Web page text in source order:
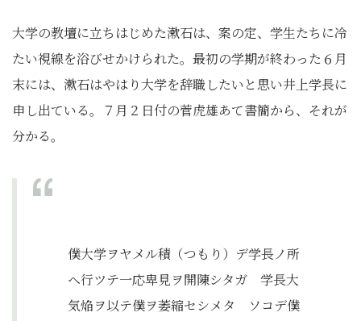
大学の教壇に立ちはじめた漱石は、案の定、学生たちに冷
たい視線を浴びせかけられた。最初の学期が終わった６月
末には、漱石はやはり大学を辞職したいと思い井上学長に
申し出ている。７月２日付の菅虎雄あて書簡から、それが
分かる。
僕大学ヲヤメル積（つもり）デ学長ノ所
ヘ行ツテ一応卑見ヲ開陳シタガ 学長大
気焔ヲ以テ僕ヲ萎縮セシメタ ソコデ僕